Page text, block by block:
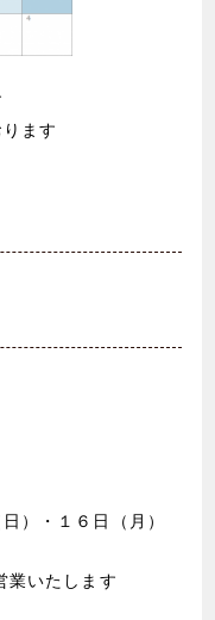
ます
）・１６日（月）
業いたします